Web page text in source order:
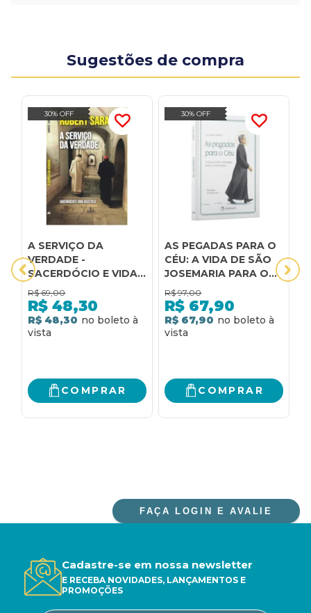
Sugestões de compra
30% OFF
A SERVIÇO DA
VERDADE -
SACERDÓCIO E VIDA
ASCÉTICA
R$ 69,00
R$ 48,30
R$ 48,30
COMPRAR
30% OFF
AS PEGADAS PARA O
CÉU: A VIDA DE SÃO
JOSEMARIA PARA OS
PEQUENOS
R$ 97,00
R$ 67,90
R$ 67,90
COMPRAR
FAÇA LOGIN E AVALIE
Cadastre-se em nossa newsletter
E RECEBA NOVIDADES, LANÇAMENTOS E
PROMOÇÕES